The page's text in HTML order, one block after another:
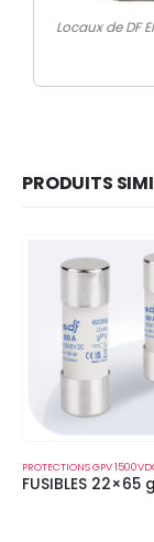
Locaux de DF
PRODUITS
PROTECTIONS GPV
FUSIBLES 22×65